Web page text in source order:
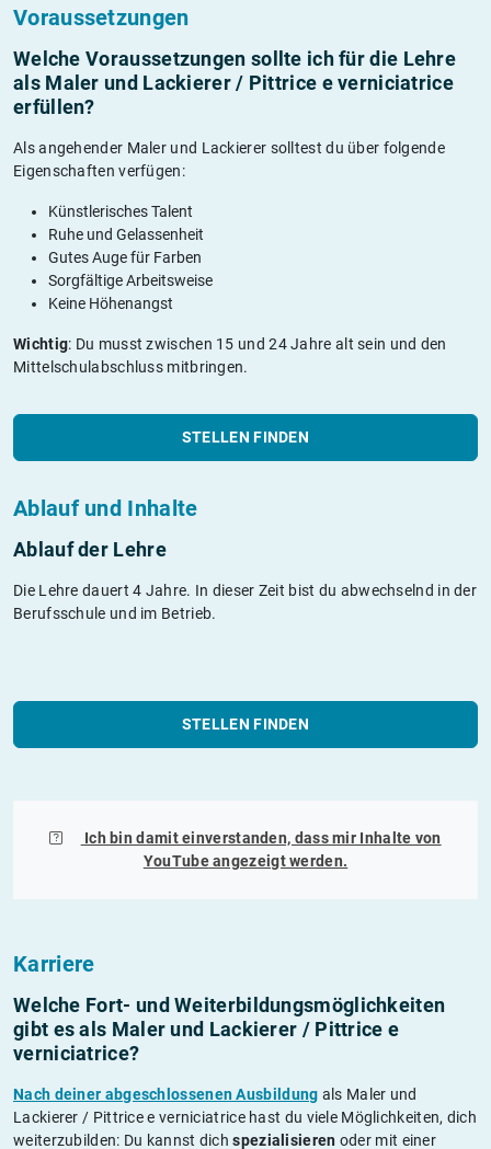
Voraussetzungen
Welche Voraussetzungen sollte ich für die Lehre
als Maler und Lackierer / Pittrice e verniciatrice
erfüllen?
Als angehender Maler und Lackierer solltest du über folgende
Eigenschaften verfügen:
Künstlerisches Talent
Ruhe und Gelassenheit
Gutes Auge für Farben
Sorgfältige Arbeitsweise
Keine Höhenangst
Wichtig: Du musst zwischen 15 und 24 Jahre alt sein und den
Mittelschulabschluss mitbringen.
STELLEN FINDEN
Ablauf und Inhalte
Ablauf der Lehre
Die Lehre dauert 4 Jahre. In dieser Zeit bist du abwechselnd in der
Berufsschule und im Betrieb.
STELLEN FINDEN
Ich bin damit einverstanden, dass mir Inhalte von
YouTubeangezeigt werden.
Karriere
Welche Fort- und Weiterbildungs­möglichkeiten
gibt es als Maler und Lackierer / Pittrice e
verniciatrice?
Nach deiner abgeschlossenen Ausbildung als Maler und
Lackierer / Pittrice e verniciatrice hast du viele Möglichkeiten, dich
weiterzubilden: Du kannst dichspezialisieren oder mit einer